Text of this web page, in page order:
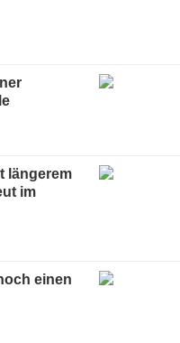
längerem
im
einen